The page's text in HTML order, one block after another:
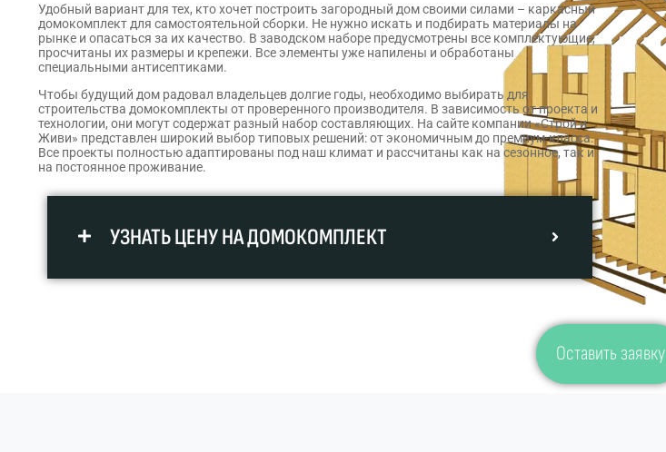
Удобный вариант для тех, кто хочет построить загородный дом своими силами – каркасный
домокомплект для самостоятельной сборки. Не нужно искать и подбирать материалы на
рынке и опасаться за их качество. В заводском наборе предусмотрены все комплектующие,
просчитаны их размеры и крепежи. Все элементы уже напилены и обработаны
специальными антисептиками.
Чтобы будущий дом радовал владельцев долгие годы, необходимо выбирать для
строительства домокомплекты от проверенного производителя. В зависимость от проекта и
технологии, они могут содержат разный набор составляющих. На сайте компании «Строй и
Живи» представлен широкий выбор типовых решений: от экономичным до премиум-класса.
Все проекты полностью адаптированы под наш климат и рассчитаны как на сезонное, так и
на постоянное проживание.
УЗНАТЬ ЦЕНУ НА ДОМОКОМПЛЕКТ
Оставить заявку